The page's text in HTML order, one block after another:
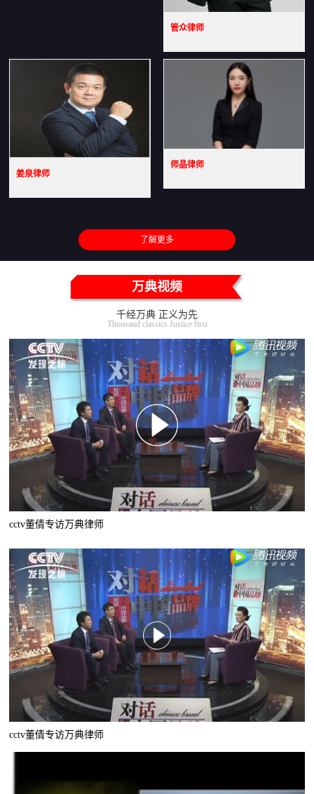
管众律师
姜泉律师
师晶律师
了解更多
万典视频
千经万典 正义为先
Thousand classics Justice first
cctv董倩专访万典律师
cctv董倩专访万典律师